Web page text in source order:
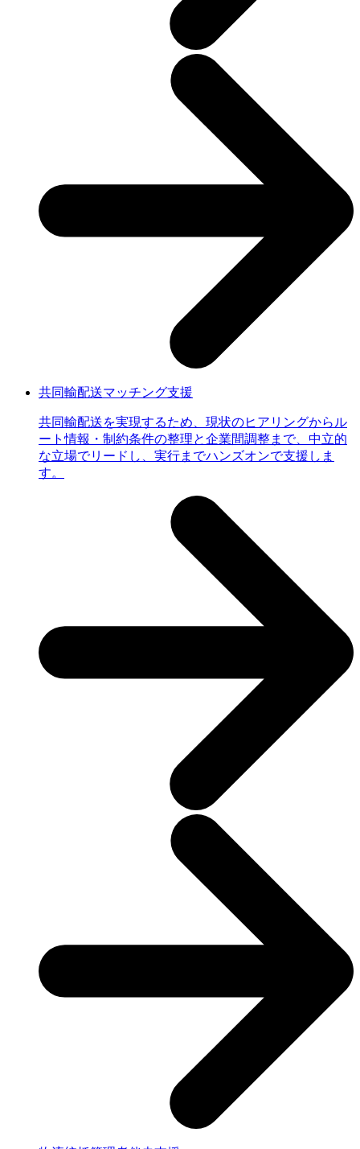
共同輸配送マッチング支援
共同輸配送を実現するため、現状のヒアリングからル
ート情報・制約条件の整理と企業間調整まで、中立的
な立場でリードし、実行までハンズオンで支援しま
す。